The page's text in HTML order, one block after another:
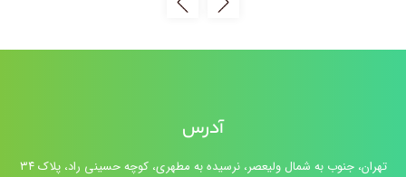
آدرس
تهران، جنوب به شمال ولیعصر، نرسیده به مطهری، کوچه حسینی راد، پلاک ۳۴